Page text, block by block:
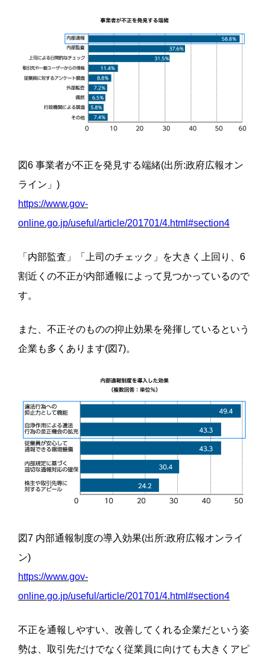
図6 事業者が不正を発見する端緒(出所:政府広報オン
ライン」)
https://www.gov-
online.go.jp/useful/article/201701/4.html#section4
「内部監査」「上司のチェック」を大きく上回り、6
割近くの不正が内部通報によって見つかっているので
す。
また、不正そのものの抑止効果を発揮しているという
企業も多くあります(図7)。
図7 内部通報制度の導入効果(出所:政府広報オンライ
ン)
https://www.gov-
online.go.jp/useful/article/201701/4.html#section4
不正を通報しやすい、改善してくれる企業だという姿
勢は、取引先だけでなく従業員に向けても大きくアピ